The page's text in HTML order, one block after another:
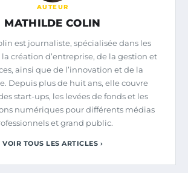
AUTEUR
MATHILDE COLIN
est journaliste, spécialisée dans les
création d’entreprise, de la gestion et
ainsi que de l’innovation et de la
Depuis plus de huit ans, elle couvre
start-ups, les levées de fonds et les
numériques pour différents médias
et grand public.
VOIR TOUS LES ARTICLES ›